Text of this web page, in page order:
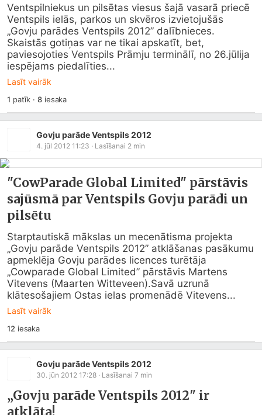
Ventspilniekus un pilsētas viesus šajā vasarā priecē
Ventspils ielās, parkos un skvēros izvietojušās
„Govju parādes Ventspils 2012” dalībnieces.
Skaistās gotiņas var ne tikai apskatīt, bet,
paviesojoties Ventspils Prāmju terminālī, no 26.jūlija
iespējams piedalīties...
Lasīt vairāk
1 patīk ·8iesaka
Govju parāde Ventspils 2012
4. jūl 2012 11:23 · Lasīšanai 2 min
"CowParade Global Limited" pārstāvis
sajūsmā par Ventspils Govju parādi un
pilsētu
Starptautiskā mākslas un mecenātisma projekta
„Govju parāde Ventspils 2012” atklāšanas pasākumu
apmeklēja Govju parādes licences turētāja
„Cowparade Global Limited” pārstāvis Martens
Vitevens (Maarten Witteveen).Savā uzrunā
klātesošajiem Ostas ielas promenādē Vitevens...
Lasīt vairāk
12 iesaka
Govju parāde Ventspils 2012
30. jūn 2012 17:28 · Lasīšanai 7 min
„Govju parāde Ventspils 2012" ir
atklāta!